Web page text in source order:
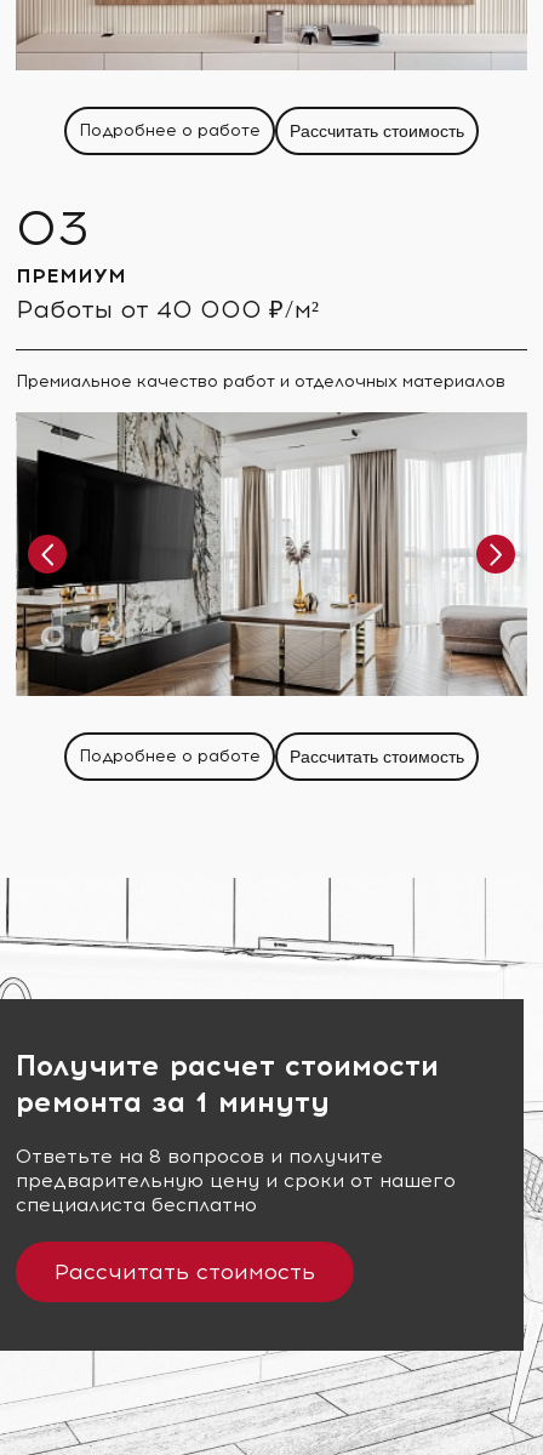
Подробнее о работе Рассчитать стоимость
ПРЕМИУМ
Работы от 40 000 ₽/м²
Премиальное качество работ и отделочных материалов
Подробнее о работе Рассчитать стоимость
Получите расчет стоимости
ремонта за 1 минуту
Ответьте на 8 вопросов и получите
предварительную цену и сроки от нашего
специалиста бесплатно
Рассчитать стоимость